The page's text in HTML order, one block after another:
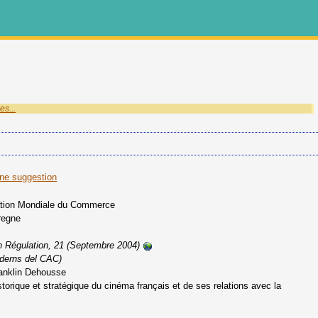
suggestion
Mondiale du Commerce
Régulation, 21 (Septembre 2004)
del CAC)
Dehousse
et stratégique du cinéma français et de ses relations avec la